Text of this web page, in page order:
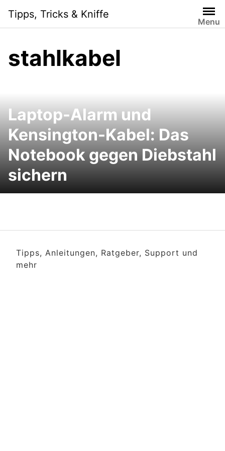
content
Tipps, Tricks & Kniffe
Menu
stahlkabel
Laptop-Alarm und
Kensington-Kabel: Das
Notebook gegen Diebstahl
sichern
Tipps, Anleitungen, Ratgeber, Support und
mehr